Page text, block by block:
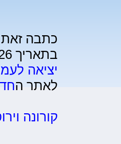
בתאריך 8-7-26 בשעה 14:02,
יציאה
לאתר ה
קורונה